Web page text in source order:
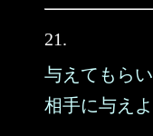
21.
与えてもらい
相手に与えよ